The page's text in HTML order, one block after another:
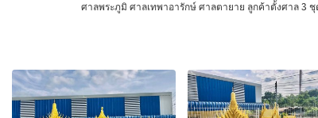
ศาลพระภูมิ ศาลเทพาอารักษ์ ศาลตายาย ลูกค้าตั้งศาล 3